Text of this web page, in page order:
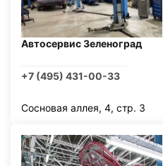
Автосервис Зеленоград
+7 (495) 431-00-33
Сосновая аллея, 4, стр. 3